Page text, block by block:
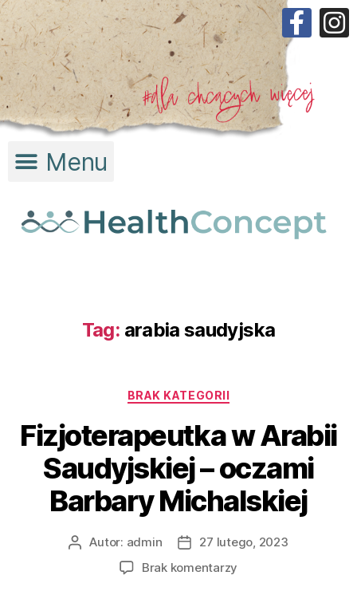
Tag: arabia saudyjska
BRAK KATEGORII
Fizjoterapeutka w Arabii
Saudyjskiej – oczami
Barbary Michalskiej
Autor: admin
27 lutego, 2023
Brak komentarzy